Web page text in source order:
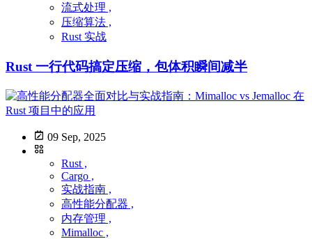
流式处理 ,
压缩算法 ,
Rust 实战
Rust 一行代码搞定压缩，包体积瞬间减半
09 Sep, 2025
Rust ,
Cargo ,
实战指南 ,
高性能分配器 ,
内存管理 ,
Mimalloc ,